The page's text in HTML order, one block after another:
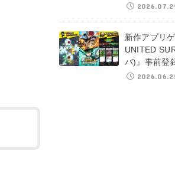
新作アプリ
UNITED
バ)』事前登